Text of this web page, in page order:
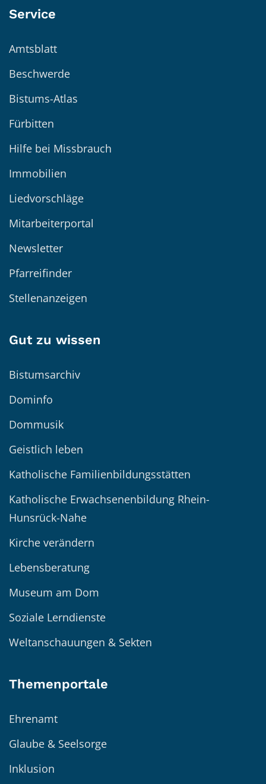
Service
Amtsblatt
Beschwerde
Bistums-Atlas
Fürbitten
Hilfe bei Missbrauch
Immobilien
Liedvorschläge
Mitarbeiterportal
Newsletter
Pfarreifinder
Stellenanzeigen
Gut zu wissen
Bistumsarchiv
Dominfo
Dommusik
Geistlich leben
Katholische Familienbildungsstätten
Katholische Erwachsenenbildung Rhein-
Hunsrück-Nahe
Kirche verändern
Lebensberatung
Museum am Dom
Soziale Lerndienste
Weltanschauungen & Sekten
Themenportale
Ehrenamt
Glaube & Seelsorge
Inklusion